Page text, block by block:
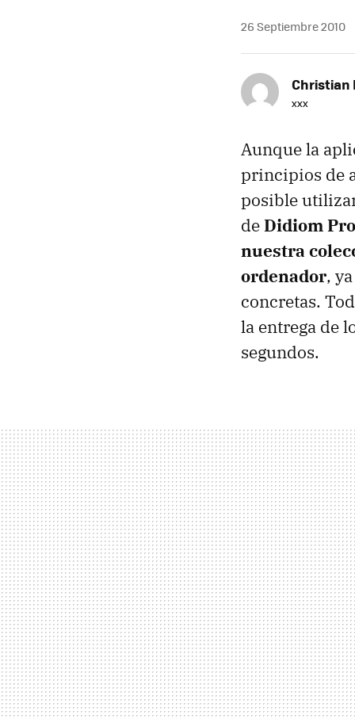
26 Septiembre 2010
Christian
xxx
Aunque la
principios de
posible
deDidiom
nuestra
ordenador,
concretas.
la entrega de
segundos.